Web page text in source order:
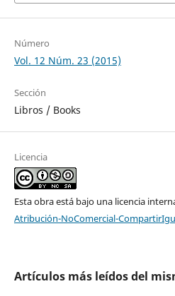
Número
Vol. 12 Núm. 23 (2015)
Sección
Libros / Books
Licencia
Esta obra está bajo una licencia
Atribución-NoComercial-
Artículos más leídos del